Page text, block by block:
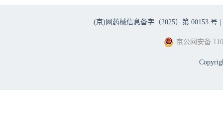
(京)网药械信息备字（2025）第 00153 号 |
京公网安备